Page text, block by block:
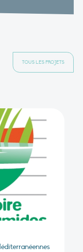
TOUS LES PROJETS